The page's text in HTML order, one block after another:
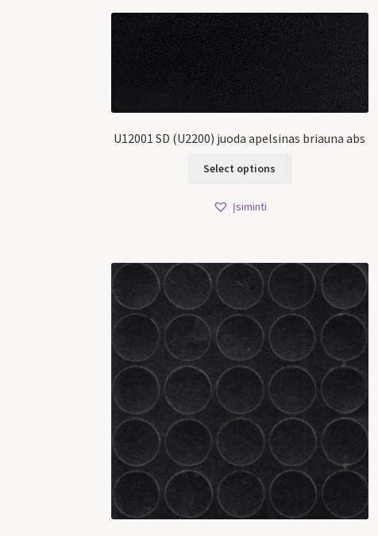
U12001 SD (U2200) juoda apelsinas briauna abs
Select options
Įsiminti